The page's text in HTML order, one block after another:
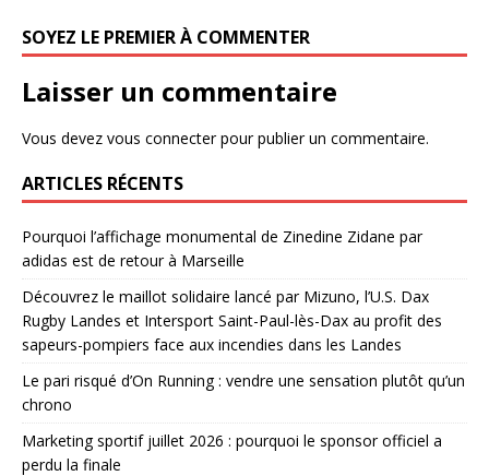
SOYEZ LE PREMIER À COMMENTER
Laisser un commentaire
Vous devez vous connecterpour publier un commentaire.
ARTICLES RÉCENTS
Pourquoi l’affichage monumental de Zinedine Zidane par
adidas est de retour à Marseille
Découvrez le maillot solidaire lancé par Mizuno, l’U.S. Dax
Rugby Landes et Intersport Saint-Paul-lès-Dax au profit des
sapeurs-pompiers face aux incendies dans les Landes
Le pari risqué d’On Running : vendre une sensation plutôt qu’un
chrono
Marketing sportif juillet 2026 : pourquoi le sponsor officiel a
perdu la finale